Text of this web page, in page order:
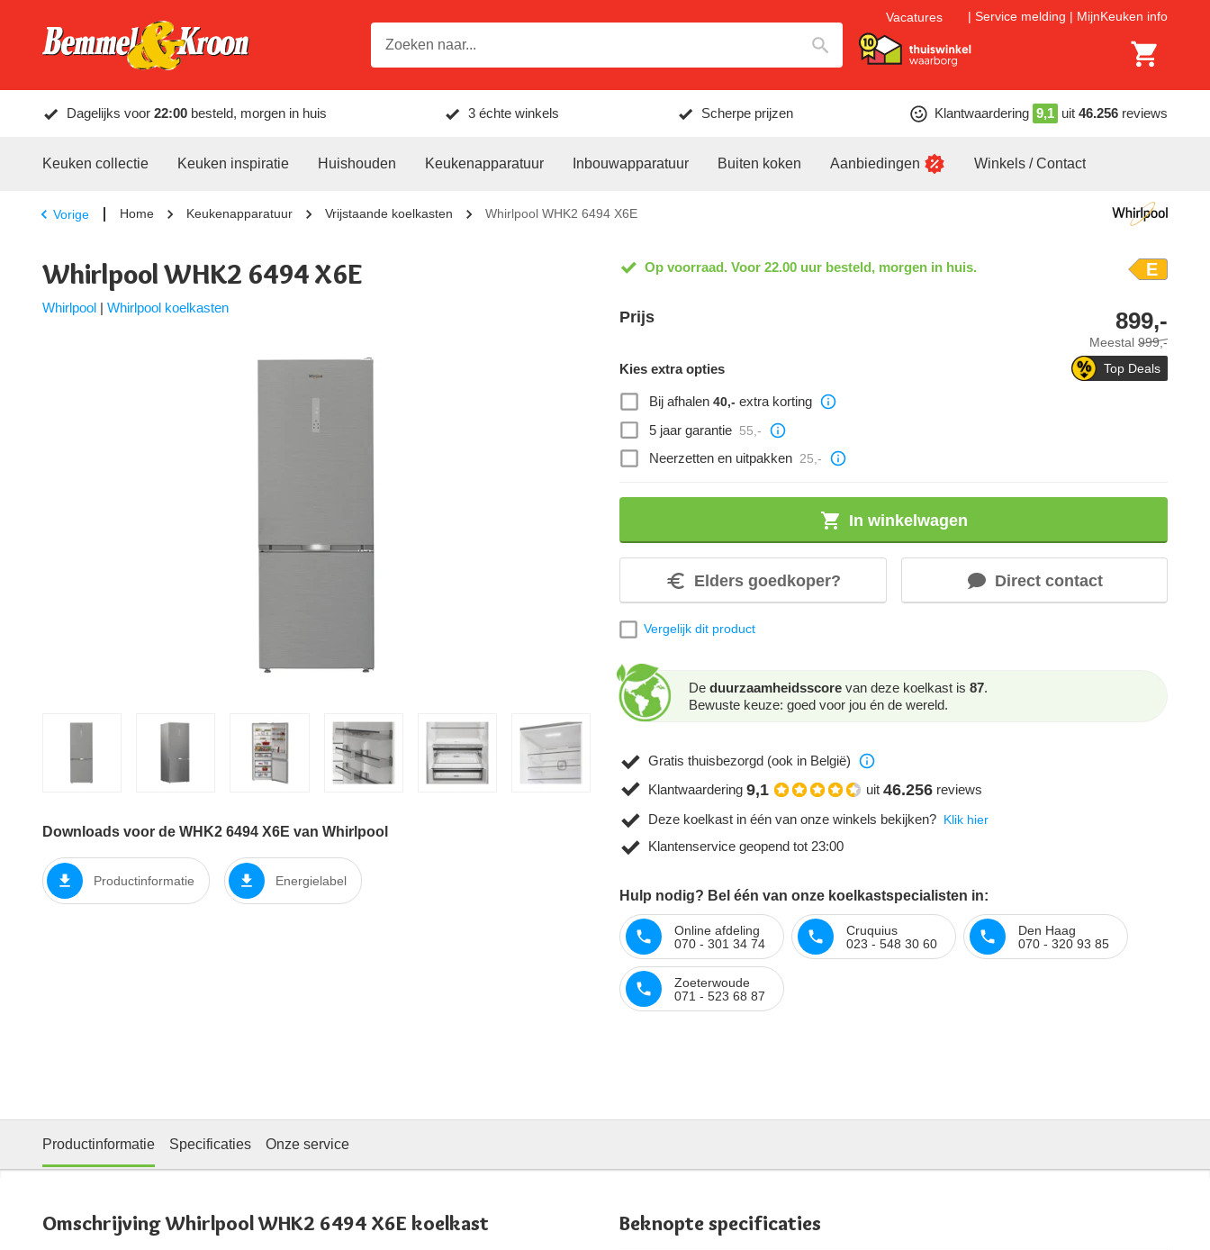
Vacatures Service melding MijnKeuken info
Dagelijks voor 22:00 besteld, morgen in huis 3 échte winkels Scherpe prijzen Klantwaardering 9,1 uit 46.256 reviews
Keuken collectie Keuken inspiratie Huishouden Keukenapparatuur Inbouwapparatuur Buiten koken Aanbiedingen Winkels / Contact
Vorige Home Keukenapparatuur Vrijstaande koelkasten Whirlpool WHK2 6494 X6E
Whirlpool WHK2 6494 X6E
Whirlpool | Whirlpool koelkasten
Downloads voor de WHK2 6494 X6E van Whirlpool
Productinformatie Energielabel
Op voorraad. Voor 22.00 uur besteld, morgen in huis. E
Prijs
Meestal 999,-
899,-
Top Deals
Kies extra opties
Bij afhalen 40,- extra korting
5 jaar garantie 55,-
Neerzetten en uitpakken 25,-
In winkelwagen
Elders goedkoper? Direct contact
Vergelijk dit product
De duurzaamheidsscore van deze koelkast is 87.
Bewuste keuze: goed voor jou én de wereld.
Gratis thuisbezorgd (ook in België)
Klantwaardering 9,1 uit 46.256 reviews
Deze koelkast in één van onze winkels bekijken? Klik hier
Klantenservice geopend tot 23:00
Hulp nodig? Bel één van onze koelkastspecialisten in:
Online afdeling
070 - 301 34 74
Cruquius
023 - 548 30 60
Den Haag
070 - 320 93 85
Zoeterwoude
071 - 523 68 87
Productinformatie Specificaties Onze service
Omschrijving Whirlpool WHK2 6494 X6E koelkast Beknopte specificaties